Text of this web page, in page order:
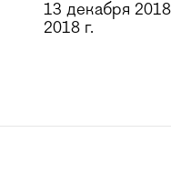
13 декабря
2018 г.